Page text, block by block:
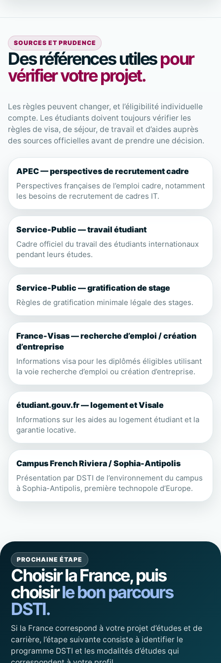
SOURCES ET PRUDENCE
Des références utilespour
vérifier votre projet.
Les règles peuvent changer, et l’éligibilité individuelle
compte. Les étudiants doivent toujours vérifier les
règles de visa, de séjour, de travail et d’aides auprès
des sources officielles avant de prendre une décision.
APEC — perspectives de recrutement cadre
Perspectives françaises de l’emploi cadre, notamment
les besoins de recrutement de cadres IT.
Service-Public — travail étudiant
Cadre officiel du travail des étudiants internationaux
pendant leurs études.
Service-Public — gratification de stage
Règles de gratification minimale légale des stages.
France-Visas — recherche d’emploi / création
d’entreprise
Informations visa pour les diplômés éligibles utilisant
la voie recherche d’emploi ou création d’entreprise.
étudiant.gouv.fr — logement et Visale
Informations sur les aides au logement étudiant et la
garantie locative.
Campus French Riviera / Sophia-Antipolis
Présentation par DSTI de l’environnement du campus
à Sophia-Antipolis, première technopole d’Europe.
PROCHAINE ÉTAPE
Choisir la France, puis
choisirle bon parcours
DSTI.
Si la France correspond à votre projet d’études et de
carrière, l’étape suivante consiste à identifier le
programme DSTI et les modalités d’études qui